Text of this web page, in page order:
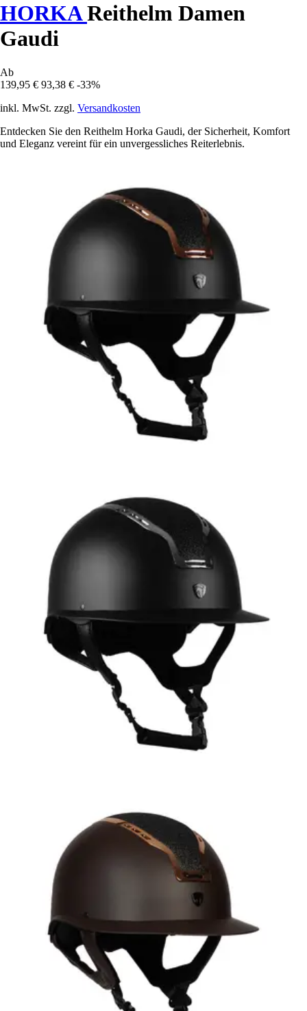
HORKAReithelm Damen
Gaudi
Ab
139,95 € 93,38 € -33%
inkl. MwSt. zzgl. Versandkosten
Entdecken Sie den Reithelm Horka Gaudi, der Sicherheit, Komfort
und Eleganz vereint für ein unvergessliches Reiterlebnis.